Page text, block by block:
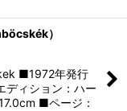
）
■1972年発行
ィション：ハー
■ページ：